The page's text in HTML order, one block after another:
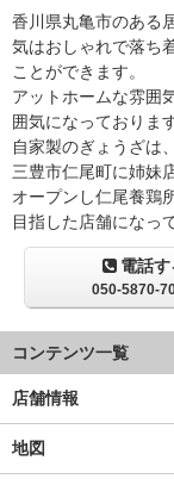
香川県丸亀市のある
気はおしゃれで落ち
ことができます。
アットホームな雰囲
囲気になっておりま
自家製のぎょうざは
三豊市仁尾町に姉妹
オープンし仁尾養鶏
目指した店舗になっ
電話す
050-5870-
コンテンツ一覧
店舗情報
地図